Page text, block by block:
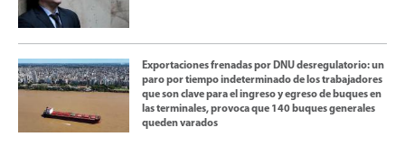
Exportaciones frenadas por DNU desregulatorio: un
paro por tiempo indeterminado de los trabajadores
que son clave para el ingreso y egreso de buques en
las terminales, provoca que 140 buques generales
queden varados